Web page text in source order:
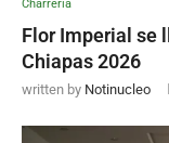
Charrería
Flor Imperial se
Chiapas 2026
written by Notinucleo